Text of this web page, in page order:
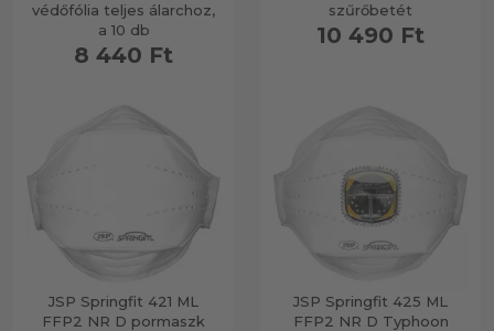
védőfólia teljes álarchoz,
a 10 db
8 440 Ft
szűrőbetét
10 490 Ft
JSP Springfit 421 ML
FFP2 NR D pormaszk
JSP Springfit 425 ML
FFP2 NR D Typhoon